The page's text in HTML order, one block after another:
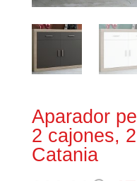
Aparador
2 cajones,
Catania